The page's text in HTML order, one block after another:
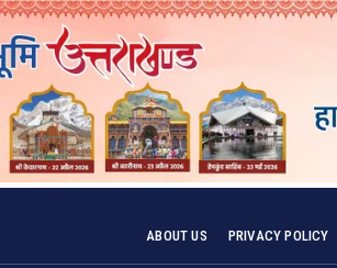
ABOUT US PRIVACY POLICY